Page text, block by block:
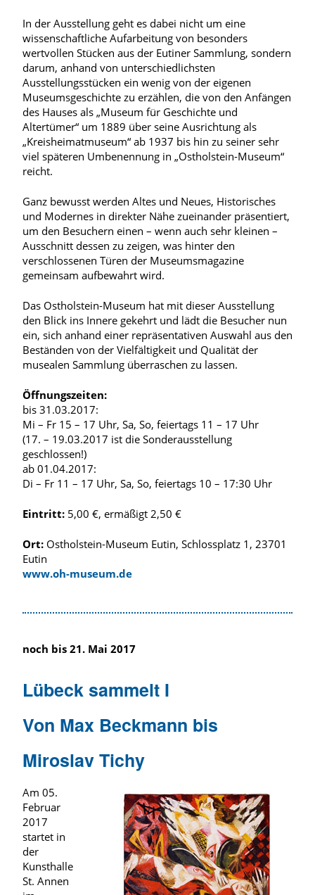
In der Ausstellung geht es dabei nicht um eine
wissenschaftliche Aufarbeitung von besonders
wertvollen Stücken aus der Eutiner Sammlung, sondern
darum, anhand von unterschiedlichsten
Ausstellungsstücken ein wenig von der eigenen
Museumsgeschichte zu erzählen, die von den Anfängen
des Hauses als „Museum für Geschichte und
Altertümer“ um 1889 über seine Ausrichtung als
„Kreisheimatmuseum“ ab 1937 bis hin zu seiner sehr
viel späteren Umbenennung in „Ostholstein-Museum“
reicht.
Ganz bewusst werden Altes und Neues, Historisches
und Modernes in direkter Nähe zueinander präsentiert,
um den Besuchern einen – wenn auch sehr kleinen –
Ausschnitt dessen zu zeigen, was hinter den
verschlossenen Türen der Museumsmagazine
gemeinsam aufbewahrt wird.
Das Ostholstein-Museum hat mit dieser Ausstellung
den Blick ins Innere gekehrt und lädt die Besucher nun
ein, sich anhand einer repräsentativen Auswahl aus den
Beständen von der Vielfältigkeit und Qualität der
musealen Sammlung überraschen zu lassen.
Öffnungszeiten:
bis 31.03.2017:
Mi – Fr 15 – 17 Uhr, Sa, So, feiertags 11 – 17 Uhr
(17. – 19.03.2017 ist die Sonderausstellung
geschlossen!)
ab 01.04.2017:
Di – Fr 11 – 17 Uhr, Sa, So, feiertags 10 – 17:30 Uhr
Eintritt: 5,00 €, ermäßigt 2,50 €
Ort: Ostholstein-Museum Eutin, Schlossplatz 1, 23701
Eutin
www.oh-museum.de
noch bis 21. Mai 2017
Lübeck sammelt I
Von Max Beckmann bis
Miroslav Tichy
Am 05.
Februar
2017
startet in
der
Kunsthalle
St. Annen